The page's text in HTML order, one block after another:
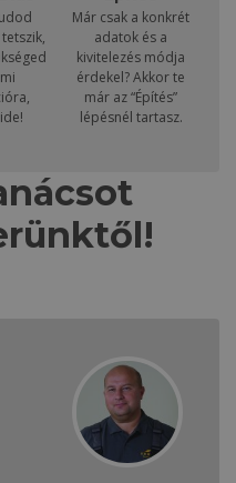
Már csak a konkrét
adatok és a
kivitelezés módja
érdekel? Akkor te
már az “Építés”
lépésnél tartasz.